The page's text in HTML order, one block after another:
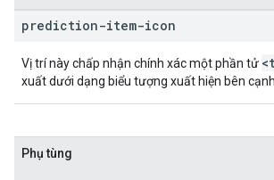
prediction-item-icon
Vị trí này chấp nhận chính xác một phần tử
xuất dưới dạng biểu tượng xuất hiện bên
Phụ tùng